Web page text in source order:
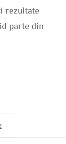
rezultate
parte din